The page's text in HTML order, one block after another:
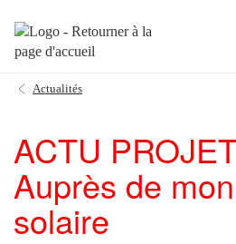
Actualités
ACTU
Auprès de
solaire